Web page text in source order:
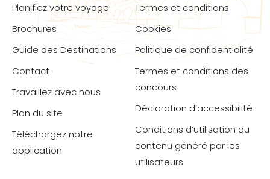
Planifiez votre voyage
Brochures
Guide des Destinations
Contact
Travaillez avec nous
Plan du site
Téléchargez notre
application
Termes et conditions
Cookies
Politique de confidentialité
Termes et conditions des
concours
Déclaration d’accessibilité
Conditions d’utilisation du
contenu généré par les
utilisateurs